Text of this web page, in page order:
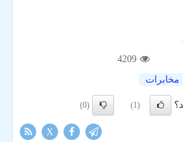
4209
مخابرات
(1)
(0)
X